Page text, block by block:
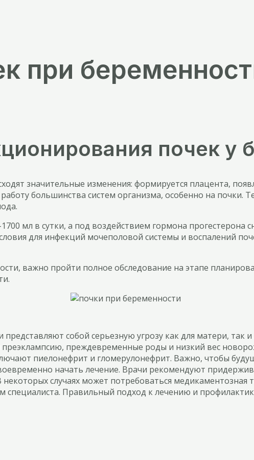
при
почек у
значительные изменения: формируется плацента,
большинства систем организма, особенно на
мл в сутки, а под воздействием гормона прогестерона
для инфекций мочеполовой системы и воспалений
важно пройти полное обследование на этапе
собой серьезную угрозу как для матери, так
преждевременные роды и низкий вес
пиелонефрит и гломерулонефрит. Важно, чтобы
начать лечение. Врачи рекомендуют
некоторых случаях может потребоваться медикаментозная
специалиста. Правильный подход к лечению и